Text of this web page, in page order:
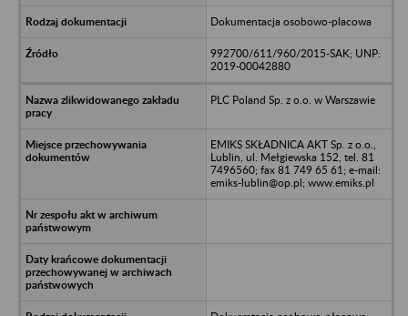
Dokumentacja osobowo-placowa
992700/611/960/2015-SAK; UNP:
2019-00042880
PLC Poland Sp. z o.o. w Warszawie
EMIKS SKŁADNICA AKT Sp. z o.o.,
Lublin, ul. Mełgiewska 152, tel. 81
7496560; fax 81 749 65 61; e-mail:
emiks-lublin@op.pl; www.emiks.pl